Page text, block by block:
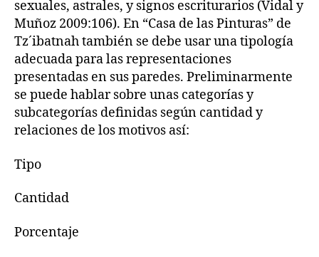
sexuales, astrales, y signos escriturarios (Vidal y
Muñoz 2009:106). En “Casa de las Pinturas” de
Tz´ibatnah también se debe usar una tipología
adecuada para las representaciones
presentadas en sus paredes. Preliminarmente
se puede hablar sobre unas categorías y
subcategorías definidas según cantidad y
relaciones de los motivos así:
Tipo
Cantidad
Porcentaje